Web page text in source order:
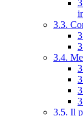
3.3.
3.4.
3.5. Il